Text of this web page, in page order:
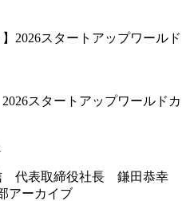
スタートアップワールドカ
アーカイブ